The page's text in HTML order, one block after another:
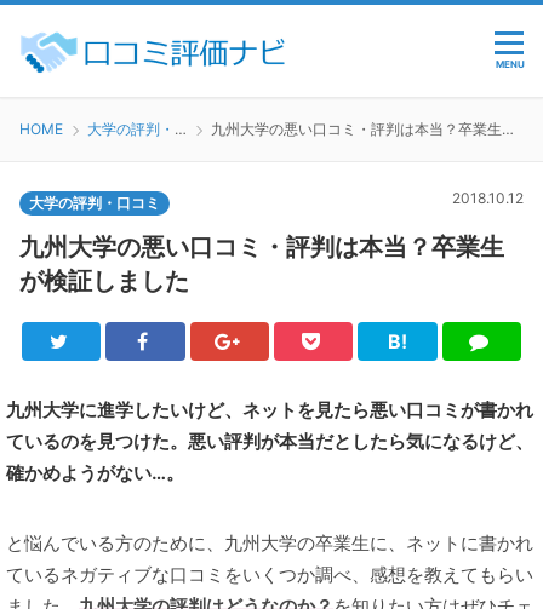
MENU
HOME 大学の評判・口コミ 九州大学の悪い口コミ・評判は本当？卒業生が検証しました
大学の評判・口コミ 2018.10.12
九州大学の悪い口コミ・評判は本当？卒業生
が検証しました
Twitter FacebookGoogle+Pocket
B!
は
ブ
LINE
九州大学に進学したいけど、ネットを見たら悪い口コミが書かれ
ているのを見つけた。悪い評判が本当だとしたら気になるけど、
確かめようがない…。
と悩んでいる方のために、九州大学の卒業生に、ネットに書かれ
ているネガティブな口コミをいくつか調べ、感想を教えてもらい